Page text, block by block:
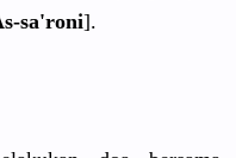
sa'roni].